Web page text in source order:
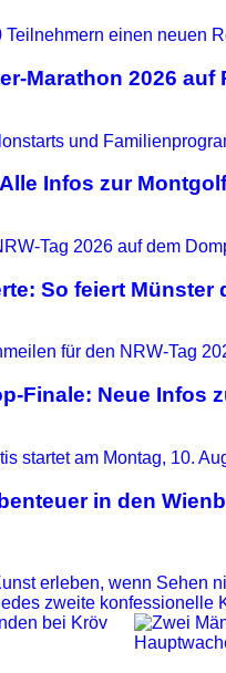
Marathon 2026 auf
Infos zur
So feiert Münster
Finale: Neue Infos
in den
erleben, wenn Sehen
zweite konfessionelle